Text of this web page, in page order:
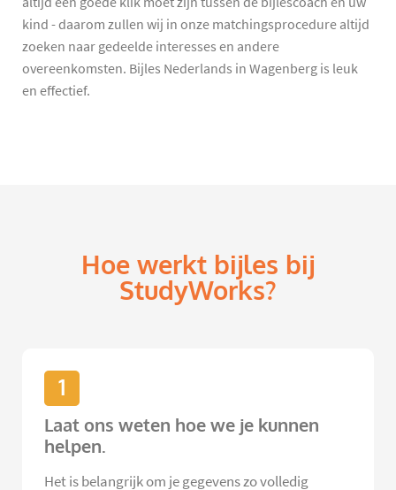
kind - daarom zullen wij in onze matchingsprocedure altijd
zoeken naar gedeelde interesses en andere
overeenkomsten. Bijles Nederlands in Wagenberg is leuk
en effectief.
Hoe werkt bijles bij
StudyWorks?
1
Laat ons weten hoe we je kunnen
helpen.
Het is belangrijk om je gegevens zo volledig